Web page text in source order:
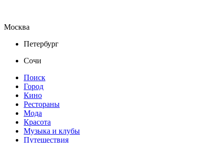
Москва
Петербург
Сочи
Поиск
Город
Кино
Рестораны
Мода
Красота
Музыка и клубы
Путешествия